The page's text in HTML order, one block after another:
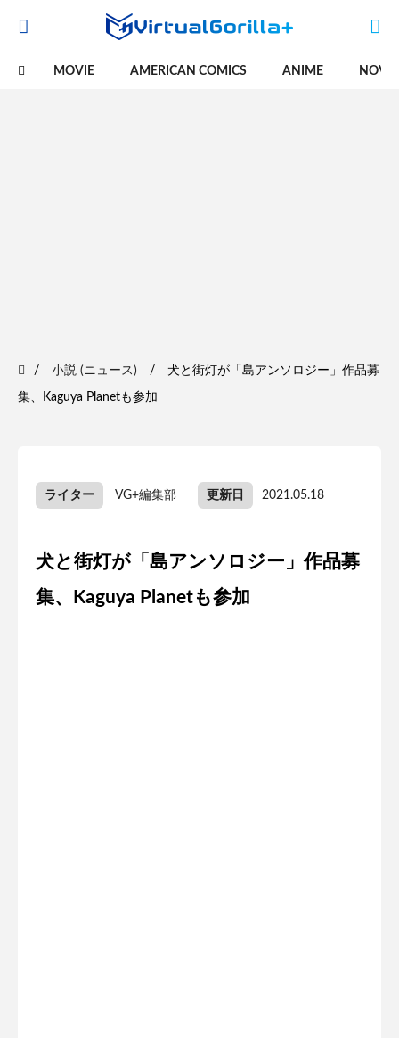
MOVIE AMERICAN COMICS ANIME
小説 (ニュース) 犬と街灯が「島アンソロジー」作品募
集、Kaguya Planetも参加
ライター VG+編集部 更新日 2021.05.18
犬と街灯が「島アンソロジー」作品募
集、Kaguya Planetも参加